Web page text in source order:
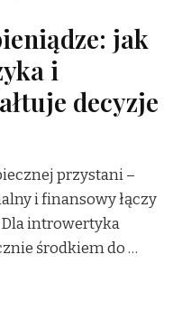
jak
i
decyzje
przystani –
i finansowy łączy
introwertyka
środkiem do …